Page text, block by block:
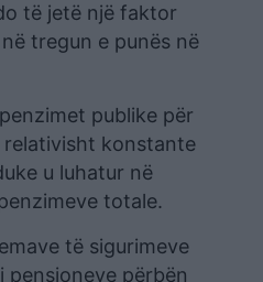
të jetë një faktor
tregun e punës në
publike për
relativisht konstante
u luhatur në
totale.
të sigurimeve
pensioneve përbën